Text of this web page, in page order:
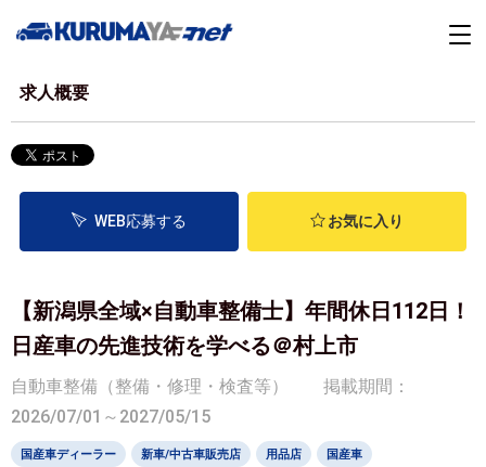
求人概要
WEB応募する お気に入り
【新潟県全域×自動車整備士】年間休日112日！
日産車の先進技術を学べる＠村上市
自動車整備（整備・修理・検査等）
掲載期間：
2026/07/01～2027/05/15
国産車ディーラー 新車/中古車販売店 用品店 国産車